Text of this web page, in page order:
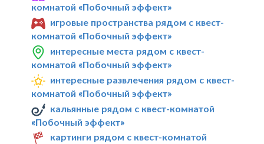
комнатой «Побочный эффект»
игровые пространства рядом с квест-
комнатой «Побочный эффект»
интересные места рядом с квест-
комнатой «Побочный эффект»
интересные развлечения рядом с квест-
комнатой «Побочный эффект»
кальянные рядом с квест-комнатой
«Побочный эффект»
картинги рядом с квест-комнатой